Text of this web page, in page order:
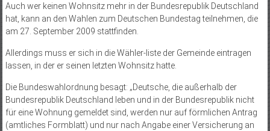
Auch wer keinen Wohnsitz mehr in der Bundesrepublik Deutschland
hat, kann an den Wahlen zum Deutschen Bundestag teilnehmen, die
am 27. September 2009 stattfinden.
Allerdings muss er sich in die Wähler-liste der Gemeinde eintragen
lassen, in der er seinen letzten Wohnsitz hatte.
Die Bundeswahlordnung besagt: „Deutsche, die au­ßerhalb der
Bundesrepublik Deutschland leben und in der Bundesrepublik nicht
für eine Wohnung gemeldet sind, werden nur auf förmlichen Antrag
(amtliches Formblatt) und nur nach Angabe einer Versicherung an